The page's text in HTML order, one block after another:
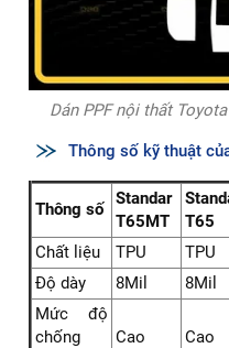
Dán PPF nội thất
Thông số kỹ thuật
Thông số
Standar
T65MT
T65
Chất liệu TPU TPU
Độ dày
8Mil 8Mil
Mức độ
chống
Cao Cao